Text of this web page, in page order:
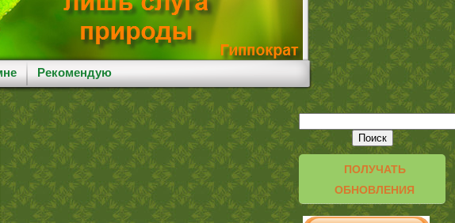
Рекомендую
ПОЛУЧАТЬ
ОБНОВЛЕНИЯ